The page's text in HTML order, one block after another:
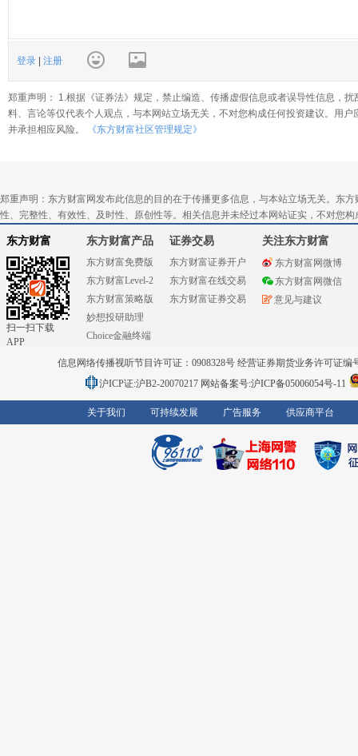
登录 | 注册
郑重声明： 1.根据《证券法》规定，禁止编造、传播虚假信息或者误导性信息，
料、言论等仅代表个人观点，与本网站立场无关，不对您构成任何投资建议。用
并承担相应风险。
《东方财富社区管理规定》
郑重声明：东方财富网发布此信息的目的在于传播更多信息，与本站立场无关。东
性、完整性、有效性、及时性、原创性等。相关信息并未经过本网站证实，不对您
东方财富
扫一扫下载
APP
东方财富产品
东方财富免费版
东方财富Level-2
东方财富策略版
妙想投研助理
Choice金融终端
证券交易
东方财富证券开户
东方财富在线交易
东方财富证券交易
关注东方财富
东方财富网微博
东方财富网微信
意见与建议
信息网络传播视听节目许可证：0908328号 经营证券期货业务许可证编
沪ICP证:沪B2-20070217 网站备案号:沪ICP备05006054号-11
关于我们 可持续发展 广告服务 供应商平台